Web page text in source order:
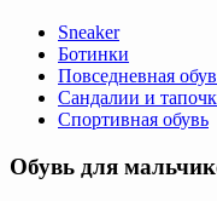
Sneaker
Ботинки
Повседневная
Сандалии и
Спортивная обувь
Обувь для